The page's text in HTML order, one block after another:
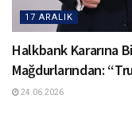
17 ARALIK
Halkbank Kararına
Mağdurlarından:
24.06.2026